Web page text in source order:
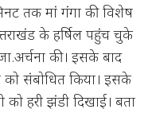
तक मां गंगा की विशेष
उत्तराखंड के हर्षिल पहुंच चुके
की। इसके बाद
को संबोधित किया। इसके
को हरी झंडी दिखाई। बता